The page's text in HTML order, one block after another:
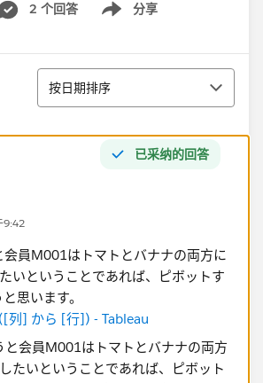
2 个回答 分享
Show menu
排序
按日期排序
已采纳的回答
9:42
員M001はトマトとバナナの両方に
いということであれば、ピボットす
思います。
列] から [行]) - Tableau